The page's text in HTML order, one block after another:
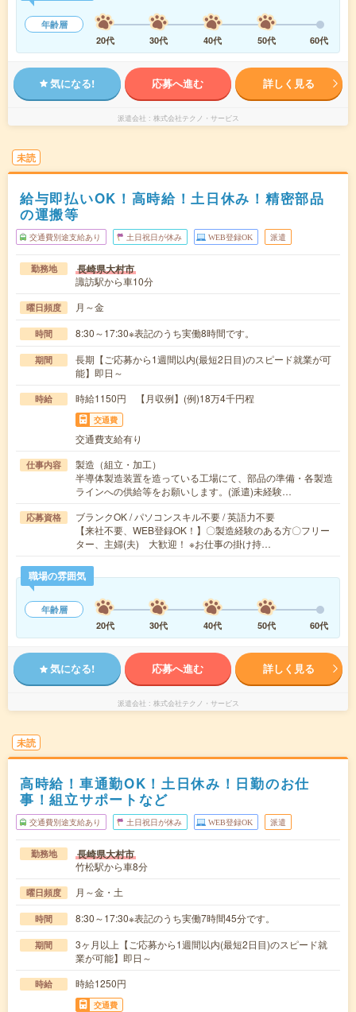
年齢層
20代
30代 40代 50代 60代
気になる! 応募へ進む 詳しく見る
派遣会社 株式会社テクノ・サービス
未読
給与即払いOK！高時給！土日休み！精密部品
の運搬等
交通費別途支給あり 土日祝日が休み WEB登録OK 派遣
勤務地 長崎県大村市
諏訪駅から車10分
曜日頻度 月～金
時間 8:30～17:30※表記のうち実働8時間です。
期間
長期【ご応募から1週間以内(最短2日目)のスピード就業が可
能】即日～
時給 時給1150円 【月収例】(例)18万4千円程
交通費
交通費支給有り
仕事内容
製造（組立・加工）
半導体製造装置を造っている工場にて、部品の準備・各製造
ラインへの供給等をお願いします。(派遣)未経験…
応募資格
ブランクOK / パソコンスキル不要 / 英語力不要
【来社不要、WEB登録OK！】〇製造経験のある方〇フリー
ター、主婦(夫) 大歓迎！ ※お仕事の掛け持…
職場の雰囲気
年齢層
20代
30代 40代 50代 60代
気になる! 応募へ進む 詳しく見る
派遣会社 株式会社テクノ・サービス
未読
高時給！車通勤OK！土日休み！日勤のお仕
事！組立サポートなど
交通費別途支給あり 土日祝日が休み WEB登録OK 派遣
勤務地 長崎県大村市
竹松駅から車8分
曜日頻度 月～金・土
時間 8:30～17:30※表記のうち実働7時間45分です。
期間
3ヶ月以上【ご応募から1週間以内(最短2日目)のスピード就
業が可能】即日～
時給 時給1250円
交通費